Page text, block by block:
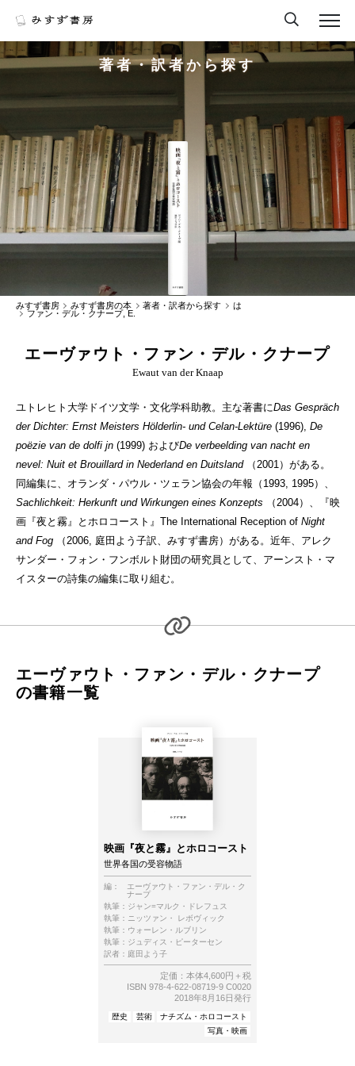
著者・訳者から探す
みすず書房 みすず書房の本 著者・訳者から探す
は
ファン・デル・クナープ, E.
エーヴァウト・ファン・デル・クナープ
Ewaut van der Knaap
ユトレヒト大学ドイツ文学・文化学科助教。主な著書にDas Gespräch
der Dichter: Ernst Meisters Hölderlin- und Celan-Lektüre(1996), De
poëzie van de dolfi jn(1999) およびDe verbeelding van nacht en
nevel: Nuit et Brouillard in Nederland en Duitsland（2001）がある。
同編集に、オランダ・パウル・ツェラン協会の年報（1993, 1995）、
Sachlichkeit: Herkunft und Wirkungen eines Konzepts （2004）、『映
画『夜と霧』とホロコースト』The International Reception of Night
and Fog（2006, 庭田よう子訳、みすず書房）がある。近年、アレク
サンダー・フォン・フンボルト財団の研究員として、アーンスト・マ
イスターの詩集の編集に取り組む。
エーヴァウト・ファン・デル・クナープ
の書籍一覧
映画『夜と霧』とホロコースト
世界各国の受容物語
編：
エーヴァウト・ファン・デル・ク
ナープ
執筆： ジャン=マルク・ドレフュス
執筆： ニッツァン・ レボヴィック
執筆： ウォーレン・ルブリン
執筆： ジュディス・ピーターセン
訳者： 庭田よう子
定価：本体4,600円＋税
ISBN 978-4-622-08719-9 C0020
2018年8月16日発行
歴史 芸術
ナチズム・ホロコースト
写真・映画